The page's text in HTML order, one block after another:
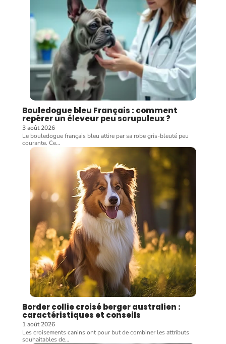
Bouledogue bleu Français : comment
repérer un éleveur peu scrupuleux ?
3 août 2026
Le bouledogue français bleu attire par sa robe gris-bleuté peu
courante. Ce…
Border collie croisé berger australien :
caractéristiques et conseils
1 août 2026
Les croisements canins ont pour but de combiner les attributs
souhaitables de…